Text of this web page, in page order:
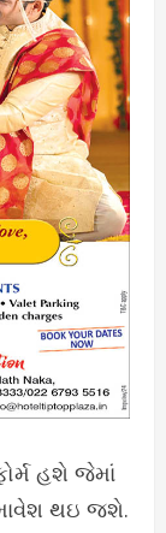
હશે જેમાં
થઇ જશે.